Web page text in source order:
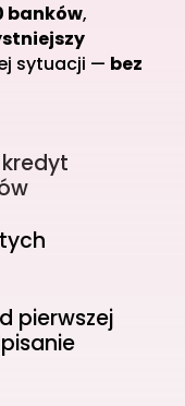
banków,
sytuacji — bez
pierwszej